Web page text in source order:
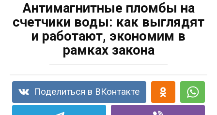
Антимагнитные пломбы на
счетчики воды: как выглядят
и работают, экономим в
рамках закона
Поделиться в ВКонтакте